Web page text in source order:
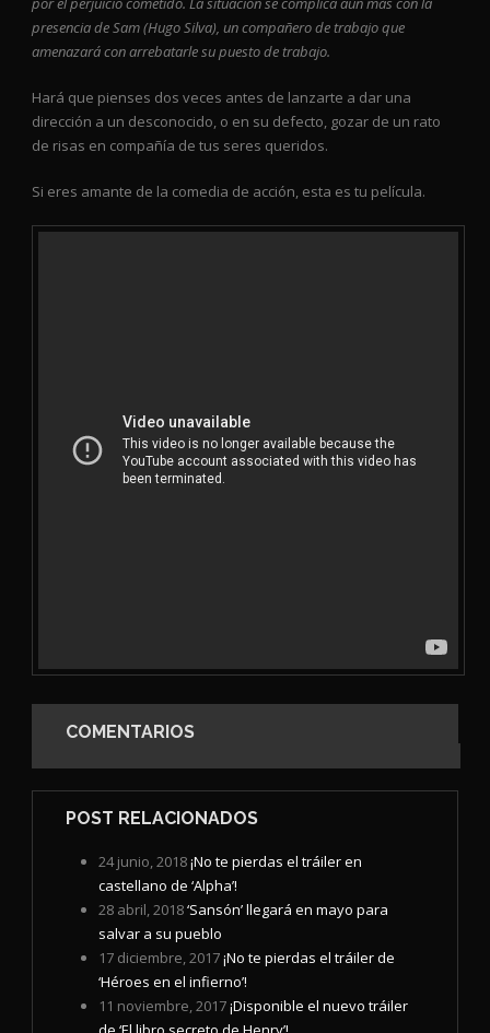
presencia de Sam (Hugo Silva), un compañero de trabajo que
amenazará con arrebatarle su puesto de trabajo.
Hará que pienses dos veces antes de lanzarte a dar una
dirección a un desconocido, o en su defecto, gozar de un rato
de risas en compañía de tus seres queridos.
Si eres amante de la comedia de acción, esta es tu película.
COMENTARIOS
POST RELACIONADOS
24 junio, 2018¡No te pierdas el tráiler en
castellano de ‘Alpha’!
28 abril, 2018‘Sansón’ llegará en mayo para
salvar a su pueblo
17 diciembre, 2017¡No te pierdas el tráiler de
‘Héroes en el infierno’!
11 noviembre, 2017¡Disponible el nuevo tráiler